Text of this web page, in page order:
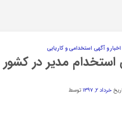
و آگهی استخدامی و کاریابی
استخدام مدیر در کشور
خرداد ۲, ۱۳۹۷ توسط